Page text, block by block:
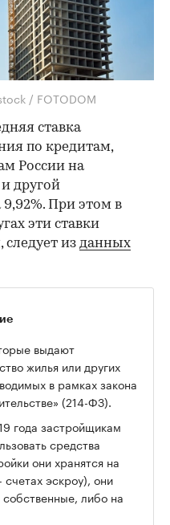
/ FOTODOM
ставка
по кредитам,
России на
другой
При этом в
эти ставки
следует из данных
выдают
жилья или других
в рамках закона
(214-ФЗ).
года застройщикам
средства
они хранятся на
эскроу), они
собственные, либо на